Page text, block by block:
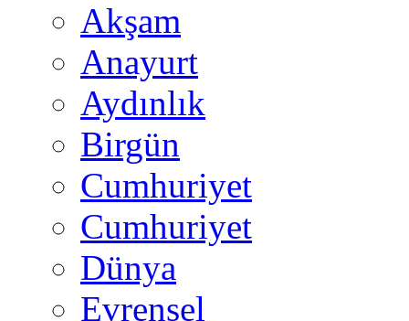
Akşam
Anayurt
Aydınlık
Birgün
Cumhuriyet
Cumhuriyet
Dünya
Evrensel